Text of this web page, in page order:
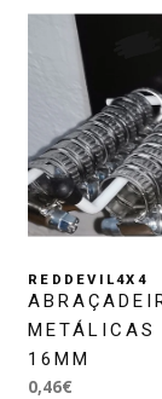
REDDEVIL4X4
METÁLICAS
16MM
0,46€